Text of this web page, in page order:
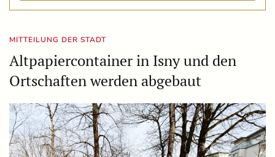
MITTEILUNG DER STADT
Altpapiercontainer in Isny und den
Ortschaften werden abgebaut